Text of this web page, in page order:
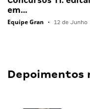
em…
Equipe Gran • 12 de Junho
Depoimentos